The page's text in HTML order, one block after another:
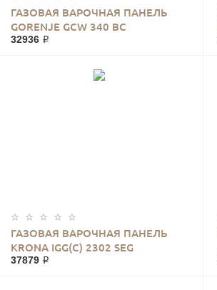
ГАЗОВАЯ ВАРОЧНАЯ ПАНЕЛЬ
GORENJE GCW 340 BC
32936 ₽
ГАЗОВАЯ ВАРОЧНАЯ ПАНЕЛЬ
KRONA IGG(C) 2302 SEG
37879 ₽